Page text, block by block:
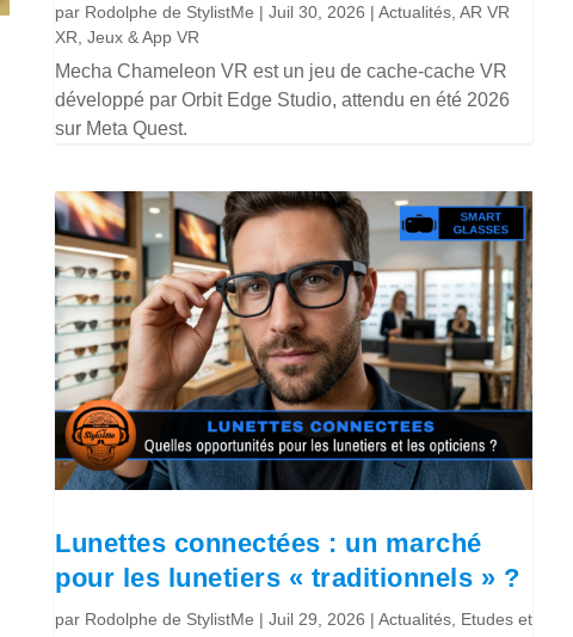
par Rodolphe de StylistMe |Juil 30, 2026 |Actualités ,AR VR
XR ,Jeux & App VR
Mecha Chameleon VR est un jeu de cache-cache VR
développé par Orbit Edge Studio, attendu en été 2026
sur Meta Quest.
Lunettes connectées : un marché
pour les lunetiers « traditionnels » ?
par Rodolphe de StylistMe |Juil 29, 2026 |Actualités Etudes et